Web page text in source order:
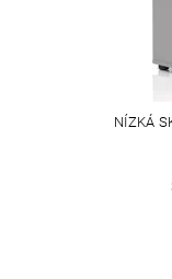
NÍZKÁ